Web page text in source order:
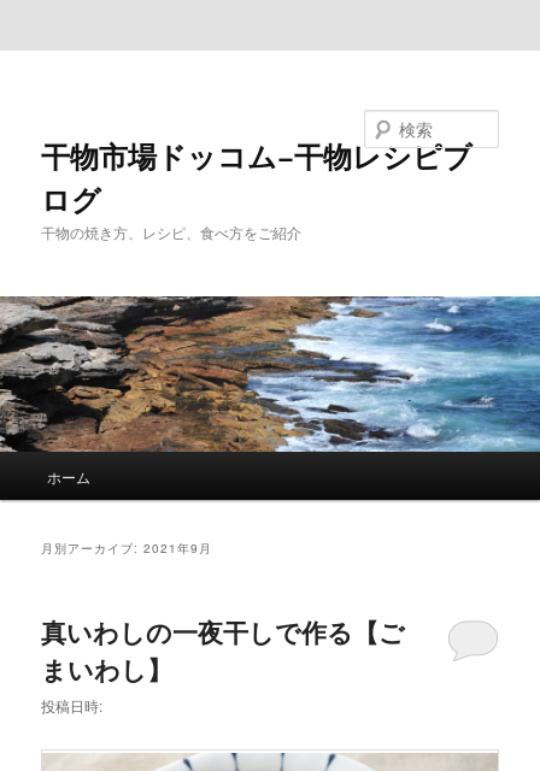
干物市場ドッコム−干物レシピブ
ログ
干物の焼き方、レシピ、食べ方をご紹介
ホーム
月別アーカイブ:2021年9月
真いわしの一夜干しで作る【ご
まいわし】
投稿日時: